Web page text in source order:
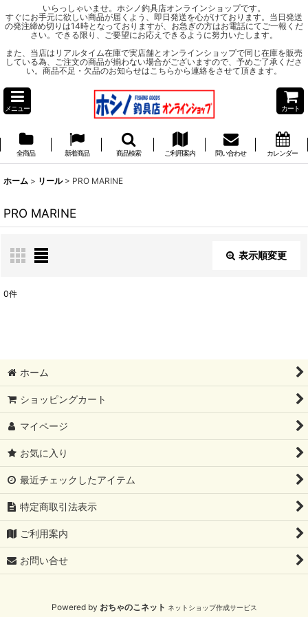
いらっしゃいませ。ホシノ釣具店オンラインショップです。
すぐにお手元に欲しい商品が届くよう、即日発送を心がけております。当日発送
の発注締め切りは14時となっておりますが、お急ぎの方はお電話にてご一報くだ
さい。できる限り、ご要望にお応えできるように努力いたします。
また、当店はリアルタイム在庫で実店舗とオンラインショップで同じ在庫を販売
している為、ご注文の商品が揃わない場合がございますので、予めご了承くださ
い。商品不足・欠品のお知らせはこちらから連絡をさせて頂きます。
メニュー カート
全商品 新着商品 商品検索 ご利用案内 問い合わせ カレンダー
ホーム > リール > PRO MARINE
PRO MARINE
表示順変更
0件
ホーム
ショッピングカート
マイページ
お気に入り
最近チェックしたアイテム
特定商取引法表示
ご利用案内
お問い合せ
Powered by おちゃのこネット ネットショップ作成サービス